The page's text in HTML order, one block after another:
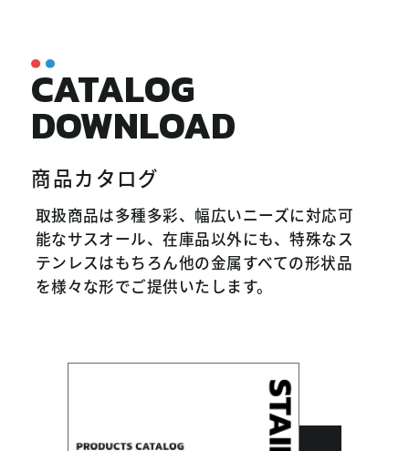
CATALOG
DOWNLOAD
商品カタログ
取扱商品は多種多彩、幅広いニーズに対応可
能なサスオール、在庫品以外にも、特殊なス
テンレスはもちろん他の金属すべての形状品
を様々な形でご提供いたします。